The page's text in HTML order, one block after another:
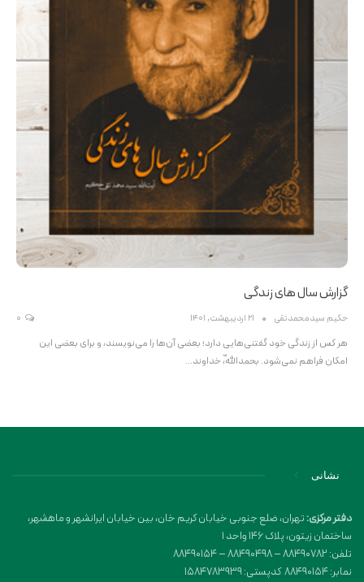
گزارش سال های زندگی
حکیم سیدمحمدتقی 21 اردیبهشت, 1401
هر کس از زندگی خود گفتنی‌هایی دارد؛ بعضی آن‌ها را می‌نویسند، و برای بعضی این
امکان فراهم نمی‌شود. بحمداللّه، خداوند…
نشانی
دفتر مرکزی:تهران، ضلع جنوبی خیابان کریم خان، بین خیابان ایرانشهر و ماهشهر،
ساختمان زیتون، پلاک 146 واحد 1
تلفن: 88490782 – 88490498 – 88490154
نمابر: 88490154 کدپستی: 1584783939